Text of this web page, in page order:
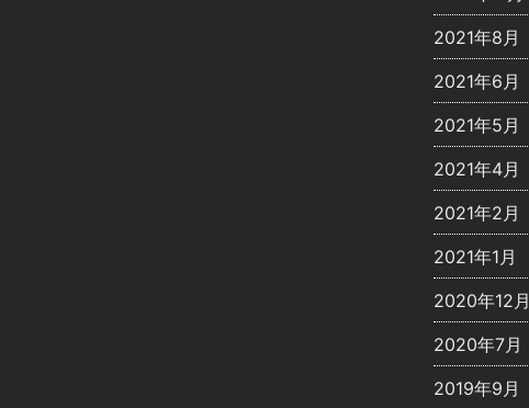
2021年8月
2021年6月
2021年5月
2021年4月
2021年2月
2021年1月
2020年12月
2020年7月
2019年9月